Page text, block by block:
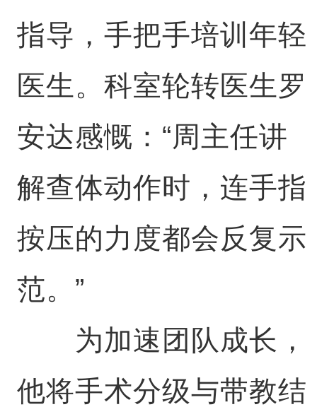
指导，手把手培训年轻
医生。科室轮转医生罗
安达感慨：“周主任讲
解查体动作时，连手指
按压的力度都会反复示
范。”
为加速团队成长，
他将手术分级与带教结